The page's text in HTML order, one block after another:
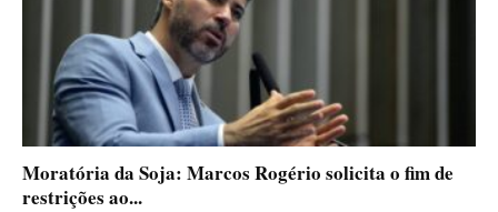
Moratória da Soja: Marcos Rogério solicita o fim de
restrições ao...